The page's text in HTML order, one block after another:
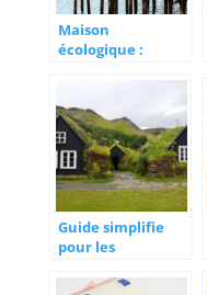
Maison
écologique :
?
Guide simplifie
pour les
acheteurs :